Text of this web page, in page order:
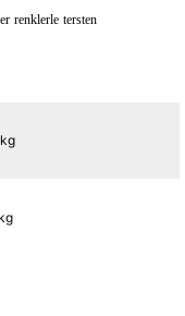
renklerle tersten